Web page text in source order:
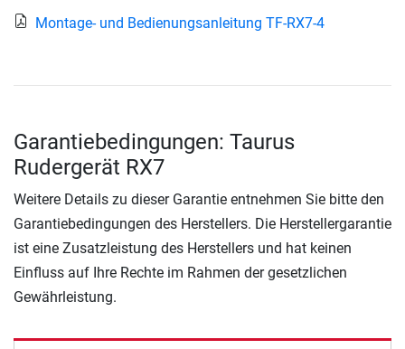
Montage- und Bedienungsanleitung TF-RX7-4
Garantiebedingungen: Taurus
Rudergerät RX7
Weitere Details zu dieser Garantie entnehmen Sie bitte den
Garantiebedingungen des Herstellers. Die Herstellergarantie
ist eine Zusatzleistung des Herstellers und hat keinen
Einfluss auf Ihre Rechte im Rahmen der gesetzlichen
Gewährleistung.